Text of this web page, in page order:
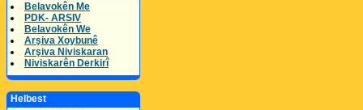
Belavokên Me
PDK- ARSIV
Belavokên We
Arşiva Xoybunê
Arşiva Niviskaran
Niviskarên Derkirî
Helbest